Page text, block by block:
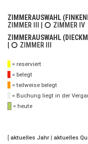
ZIMMERAUSWAHL
ZIMMER III
ZIMMER IV
ZIMMERAUSWAHL
ZIMMER III
= reserviert
= belegt
= teilweise belegt
= Buchung liegt in der
= heute
[ aktuelles Jahr | aktuelles